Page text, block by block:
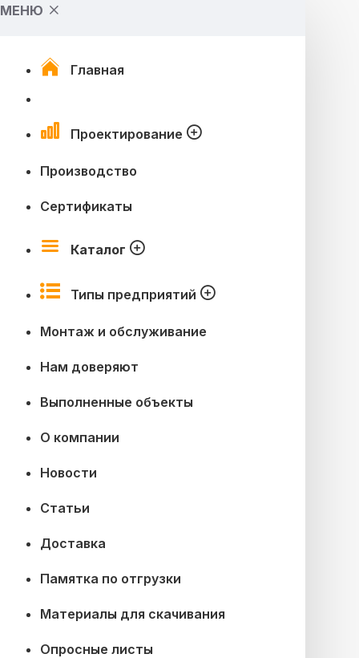
МЕНЮ
Главная
Проектирование
Производство
Сертификаты
Каталог
Типы предприятий
Монтаж и обслуживание
Нам доверяют
Выполненные объекты
О компании
Новости
Статьи
Доставка
Памятка по отгрузки
Материалы для скачивания
Опросные листы